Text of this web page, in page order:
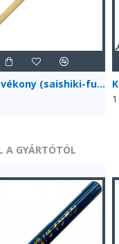
Ecset, vékony (saishiki-fude) JG201-101
A GYÁRTÓTÓL